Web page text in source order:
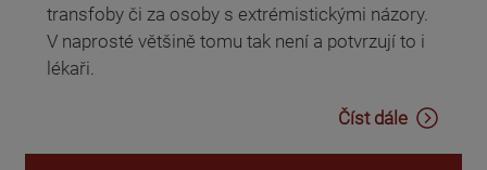
transfoby či za osoby s extrémistickými názory.
V naprosté většině tomu tak není a potvrzují to i
lékaři.
Číst dále